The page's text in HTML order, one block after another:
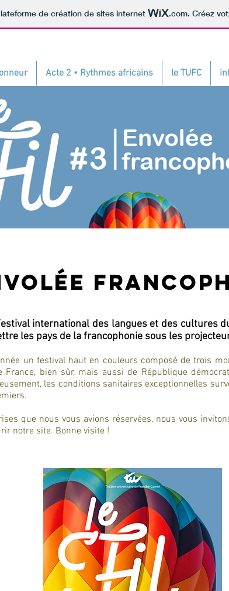
de création de sites internet .com. Créez
Acte 2 • Rythmes africains le TUFC
international des langues et des cultures
les pays de la francophonie sous les
un festival haut en couleurs composé de trois
France, bien sûr, mais aussi de République
les conditions sanitaires exceptionnelles
que nous vous avions réservées, nous vous
notre site. Bonne visite !